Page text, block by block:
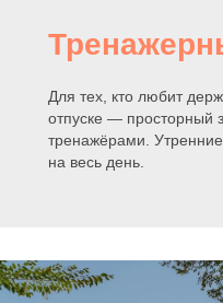
Для тех, кто любит
отпуске — просторный
тренажёрами.
на весь день.